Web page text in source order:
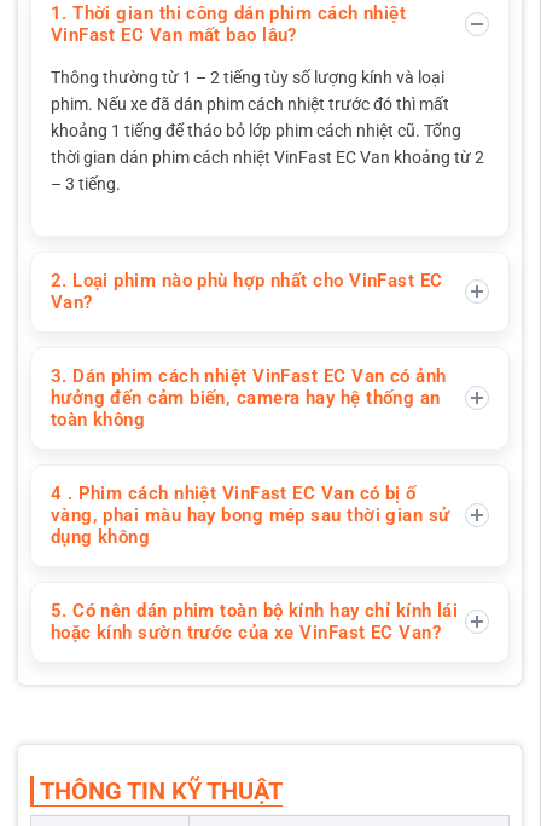
1. Thời gian thi công dán phim cách nhiệt
VinFast EC Van mất bao lâu?
Thông thường từ 1 – 2 tiếng tùy số lượng kính và loại
phim. Nếu xe đã dán phim cách nhiệt trước đó thì mất
khoảng 1 tiếng để tháo bỏ lớp phim cách nhiệt cũ. Tổng
thời gian dán phim cách nhiệt VinFast EC Van khoảng từ 2
– 3 tiếng.
2. Loại phim nào phù hợp nhất cho VinFast EC
Van?
3. Dán phim cách nhiệt VinFast EC Van có ảnh
hưởng đến cảm biến, camera hay hệ thống an
toàn không
4 . Phim cách nhiệt VinFast EC Van có bị ố
vàng, phai màu hay bong mép sau thời gian sử
dụng không
5. Có nên dán phim toàn bộ kính hay chỉ kính lái
hoặc kính sườn trước của xe VinFast EC Van?
THÔNG TIN KỸ THUẬT